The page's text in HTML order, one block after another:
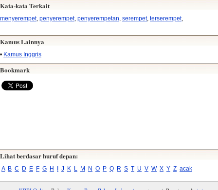
Kata-kata Terkait
menyerempet, penyerempet, penyerempetan, serempet, terserempet,
Kamus Lainnya
• Kamus Inggris
Bookmark
Lihat berdasar huruf depan:
A B C D E F G H I J K L M N O P Q R S T U V W X Y Z acak